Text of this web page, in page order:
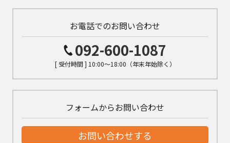
お電話でのお問い合わせ
092-600-1087
[ 受付時間 ] 10:00～18:00（年末年始除く）
フォームからお問い合わせ
お問い合わせする